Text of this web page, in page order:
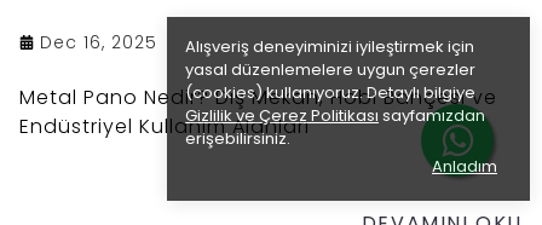
Alışveriş deneyiminizi iyileştirmek için
yasal düzenlemelere uygun çerezler
(cookies) kullanıyoruz. Detaylı bilgiye
Gizlilik ve Çerez Politikası sayfamızdan
erişebilirsiniz.
Anladım
Dec 16, 2025
Metal Pano Nedir? Dış Mekan, Hobi Bahçesi ve
Endüstriyel Kullanım Alanları